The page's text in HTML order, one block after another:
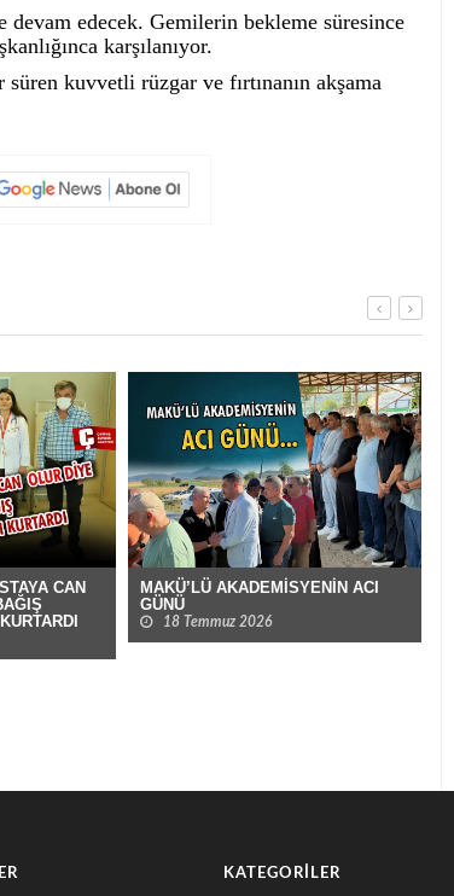
devam edecek. Gemilerin bekleme süresince
karşılanıyor.
kuvvetli rüzgar ve fırtınanın akşama
CAN
MAKÜ’LÜ AKADEMİSYENİN ACI
GÜNÜ
18 Temmuz 2026
KATEGORILER